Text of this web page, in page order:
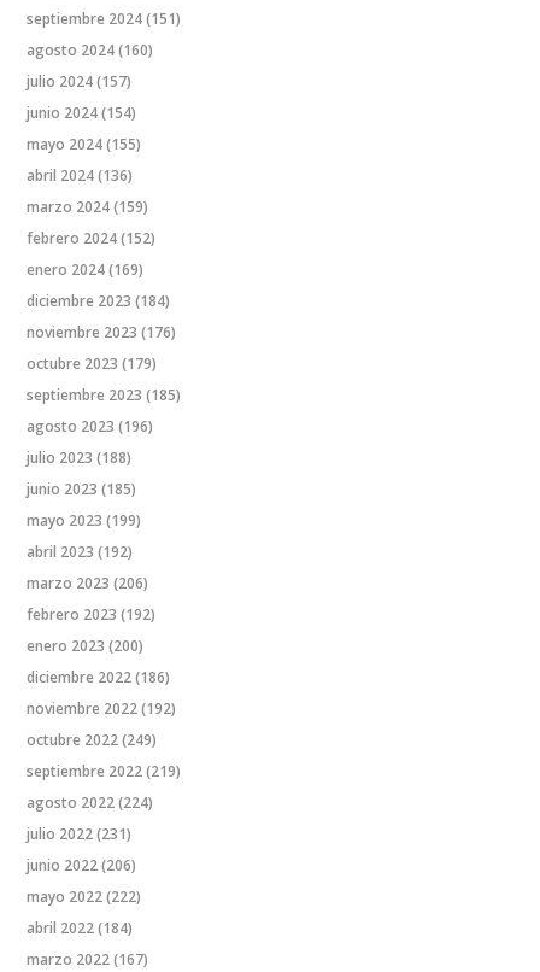
septiembre 2024(151)
agosto 2024(160)
julio 2024(157)
junio 2024(154)
mayo 2024(155)
abril 2024(136)
marzo 2024(159)
febrero 2024(152)
enero 2024(169)
diciembre 2023 (184)
noviembre 2023 (176)
octubre 2023 (179)
septiembre 2023 (185)
agosto 2023 (196)
julio 2023 (188)
junio 2023 (185)
mayo 2023 (199)
abril 2023 (192)
marzo 2023 (206)
febrero 2023 (192)
enero 2023 (200)
diciembre 2022(186)
noviembre 2022(192)
octubre 2022(249)
septiembre 2022(219)
agosto 2022(224)
julio 2022(231)
junio 2022(206)
mayo 2022(222)
abril 2022(184)
marzo 2022(167)